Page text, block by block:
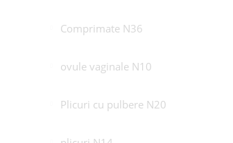
Comprimate N36
ovule vaginale N10
Plicuri cu pulbere N20